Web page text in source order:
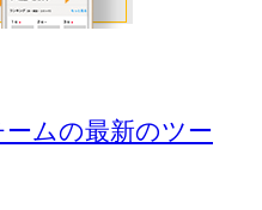
ムの最新のツー